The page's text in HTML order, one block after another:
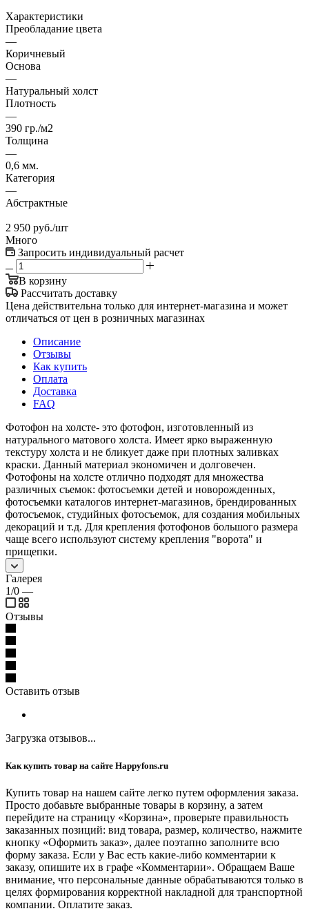
Характеристики
Преобладание цвета
—
Коричневый
Основа
—
Натуральный холст
Плотность
—
390 гр./м2
Толщина
—
0,6 мм.
Категория
—
Абстрактные
2 950 руб./шт
Много
Запросить индивидуальный расчет
В корзину
Рассчитать доставку
Цена действительна только для интернет-магазина и может
отличаться от цен в розничных магазинах
Описание
Отзывы
Как купить
Оплата
Доставка
FAQ
Фотофон на холсте- это фотофон, изготовленный из
натурального матового холста. Имеет ярко выраженную
текстуру холста и не бликует даже при плотных заливках
краски. Данный материал экономичен и долговечен.
Фотофоны на холсте отлично подходят для множества
различных съемок: фотосъемки детей и новорожденных,
фотосъемки каталогов интернет-магазинов, брендированных
фотосъемок, студийных фотосъемок, для создания мобильных
декораций и т.д. Для крепления фотофонов большого размера
чаще всего используют систему крепления "ворота" и
прищепки.
Галерея
1/0 —
Отзывы
Оставить отзыв
Загрузка отзывов...
Как купить товар на сайте Happyfons.ru
Купить товар на нашем сайте легко путем оформления заказа.
Просто добавьте выбранные товары в корзину, а затем
перейдите на страницу «Корзина», проверьте правильность
заказанных позиций: вид товара, размер, количество, нажмите
кнопку «Оформить заказ», далее поэтапно заполните всю
форму заказа. Если у Вас есть какие-либо комментарии к
заказу, опишите их в графе «Комментарии». Обращаем Ваше
внимание, что персональные данные обрабатываются только в
целях формирования корректной накладной для транспортной
компании. Оплатите заказ.